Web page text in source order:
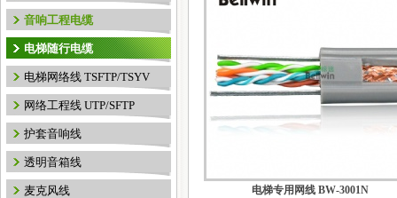
音响工程电缆
电梯随行电缆
电梯网络线 TSFTP/TSYV
网络工程线 UTP/SFTP
护套音响线
透明音箱线
麦克风线
电梯专用网线 BW-3001N